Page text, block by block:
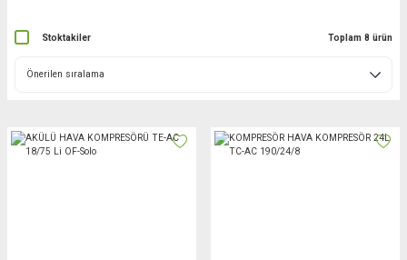
Stoktakiler Toplam 8 ürün